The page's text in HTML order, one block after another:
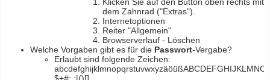
12er-VE Ente, Reis und Karotten 400 g BioPur Bio Hundefutter
dem Zahnrad ("Extras").
Internetoptionen
Reiter "Allgemein"
Browserverlauf - Löschen
Welche Vorgaben gibt es für die Passwort-Vergabe?
Erlaubt sind folgende Zeichen:
$+#:,;|()[]